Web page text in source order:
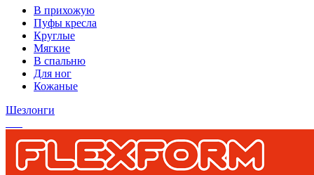
В прихожую
Пуфы кресла
Круглые
Мягкие
В спальню
Для ног
Кожаные
Шезлонги